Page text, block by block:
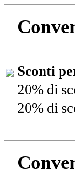
Sconti
20% di
20% di